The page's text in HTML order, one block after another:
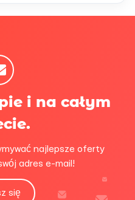
i na całym
najlepsze oferty
adres e-mail!
się